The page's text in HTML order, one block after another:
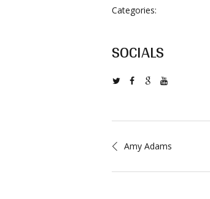
Categories:
SOCIALS
Amy Adams